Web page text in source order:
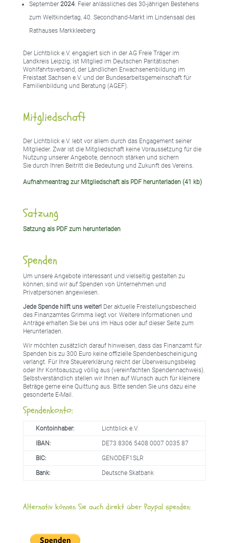
September 2024: Feier anlässliches des 30-jährigen Bestehens
zum Weltkindertag, 40. Secondhand-Markt im Lindensaal des
Rathauses Markkleeberg
Der Lichtblick e.V. engagiert sich in der AG Freie Träger im
Landkreis Leipzig, ist Mitglied im Deutschen Paritätischen
Wohlfahrtsverband, der Ländlichen Erwachsenenbildung im
Freistaat Sachsen e.V. und der Bundesarbeitsgemeinschaft für
Familienbildung und Beratung (AGEF).
Mitgliedschaft
Der Lichtblick e.V. lebt vor allem durch das Engagement seiner
Mitglieder. Zwar ist die Mitgliedschaft keine Voraussetzung für die
Nutzung unserer Angebote, dennoch stärken und sichern
Sie durch Ihren Beitritt die Bedeutung und Zukunft des Vereins.
Aufnahmeantrag zur Mitgliedschaft als PDF herunterladen (41 kb)
Satzung
Satzung als PDF zum herunterladen
Spenden
Um unsere Angebote interessant und vielseitig gestalten zu
können, sind wir auf Spenden von Unternehmen und
Privatpersonen angewiesen.
Jede Spende hilft uns weiter! Der aktuelle Freistellungsbescheid
des Finanzamtes Grimma liegt vor. Weitere Informationen und
Anträge erhalten Sie bei uns im Haus oder auf dieser Seite zum
Herunterladen.
Wir möchten zusätzlich darauf hinweisen, dass das Finanzamt für
Spenden bis zu 300 Euro keine offizielle Spendenbescheinigung
verlangt. Für Ihre Steuererklärung reicht der Überweisungsbeleg
oder Ihr Kontoauszug völlig aus (vereinfachten Spendennachweis).
Selbstverständlich stellen wir Ihnen auf Wunsch auch für kleinere
Beträge gerne eine Quittung aus. Bitte senden Sie uns dazu eine
gesonderte E-Mail.
Spendenkonto:
Kontoinhaber: Lichtblick e.V.
IBAN: DE73 8306 5408 0007 0035 87
BIC: GENODEF1SLR
Bank: Deutsche Skatbank
Alternativ können Sie auch direkt über Paypal spenden: